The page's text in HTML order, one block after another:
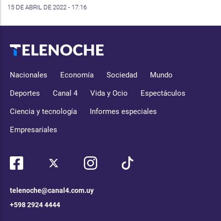
15 DE ABRIL DE 2022 - 17:16
Nacionales Economía Sociedad Mundo
Deportes Canal 4 Vida y Ocio Espectáculos
Ciencia y tecnología Informes especiales
Empresariales
telenoche@canal4.com.uy
+598 2924 4444